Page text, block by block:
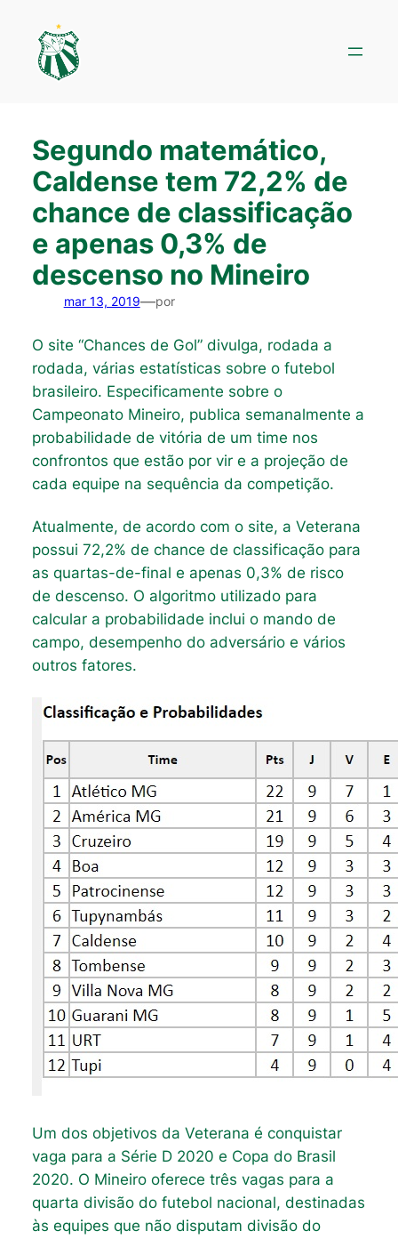
conteúdo
Segundo matemático,
Caldense tem 72,2% de
chance de classificação
e apenas 0,3% de
descenso no Mineiro
mar 13, 2019—por
O site “Chances de Gol” divulga, rodada a
rodada, várias estatísticas sobre o futebol
brasileiro. Especificamente sobre o
Campeonato Mineiro, publica semanalmente a
probabilidade de vitória de um time nos
confrontos que estão por vir e a projeção de
cada equipe na sequência da competição.
Atualmente, de acordo com o site, a Veterana
possui 72,2% de chance de classificação para
as quartas-de-final e apenas 0,3% de risco
de descenso. O algoritmo utilizado para
calcular a probabilidade inclui o mando de
campo, desempenho do adversário e vários
outros fatores.
Um dos objetivos da Veterana é conquistar
vaga para a Série D 2020 e Copa do Brasil
2020. O Mineiro oferece três vagas para a
quarta divisão do futebol nacional, destinadas
às equipes que não disputam divisão do